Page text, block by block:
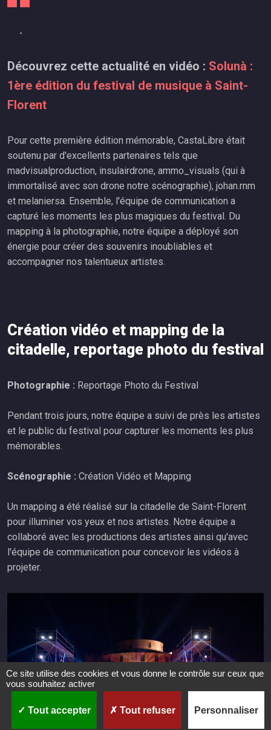
-
Découvrez cette actualité en vidéo : Solunà :
1ère édition du festival de musique à Saint-
Florent
Pour cette première édition mémorable, CastaLibre était
soutenu par d'excellents partenaires tels que
madvisualproduction, insulairdrone, ammo_visuals (qui à
immortalisé avec son drone notre scénographie), johan.rnm
et melaniersa. Ensemble, l'équipe de communication a
capturé les moments les plus magiques du festival. Du
mapping à la photographie, notre équipe a déployé son
énergie pour créer des souvenirs inoubliables et
accompagner nos talentueux artistes.
Création vidéo et mapping de la
citadelle, reportage photo du festival
Photographie : Reportage Photo du Festival
Pendant trois jours, notre équipe a suivi de près les artistes
et le public du festival pour capturer les moments les plus
mémorables.
Scénographie : Création Vidéo et Mapping
Un mapping a été réalisé sur la citadelle de Saint-Florent
pour illuminer vos yeux et nos artistes. Notre équipe a
collaboré avec les productions des artistes ainsi qu'avec
l'équipe de communication pour concevoir les vidéos à
projeter.
Ce site utilise des cookies et vous donne le contrôle sur ceux que
vous souhaitez activer
Tout accepter Tout refuser Personnaliser